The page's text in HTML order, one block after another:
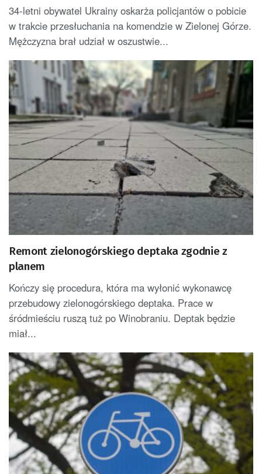
34-letni obywatel Ukrainy oskarża policjantów o pobicie
w trakcie przesłuchania na komendzie w Zielonej Górze.
Mężczyzna brał udział w oszustwie...
Remont zielonogórskiego deptaka zgodnie z
planem
Kończy się procedura, która ma wyłonić wykonawcę
przebudowy zielonogórskiego deptaka. Prace w
śródmieściu ruszą tuż po Winobraniu. Deptak będzie
miał...